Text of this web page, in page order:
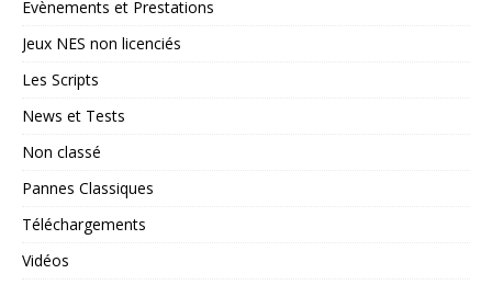
Evènements et Prestations
Jeux NES non licenciés
Les Scripts
News et Tests
Non classé
Pannes Classiques
Téléchargements
Vidéos